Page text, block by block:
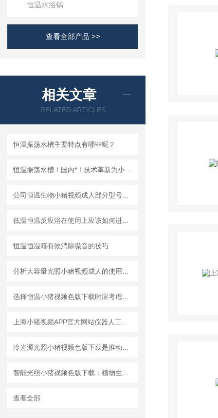
恒温水浴锅
查看全部产品 >>
相关文章
RELATED ARTICLES
恒温振荡水槽主要特点有哪些呢？
恒温恒湿箱有效消除噪音的技巧
查看全部